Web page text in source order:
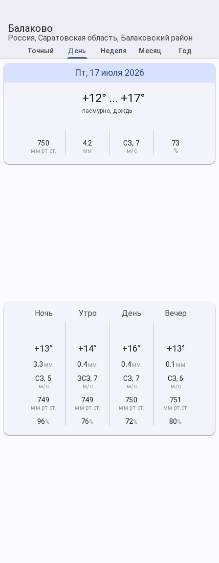
Балаково
Россия, Саратовская область, Балаковский район
Точный День Неделя Месяц Год
Пт, 17 июля 2026
+12° ... +17°
пасмурно, дождь
750
мм рт.ст.
4.2
мм
СЗ, 7
м/с
73
%
Ночь
+13°
3.3 мм
СЗ, 5
м/с
749
мм рт.ст.
96%
Утро
+14°
0.4 мм
ЗСЗ, 7
м/с
749
мм рт.ст.
76%
День
+16°
0.4 мм
СЗ, 7
м/с
750
мм рт.ст.
72%
Вечер
+13°
0.1 мм
СЗ,6
м/с
751
мм рт.ст.
80%